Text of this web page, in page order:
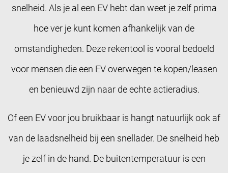
snelheid. Als je al een EV hebt dan weet je zelf prima
hoe ver je kunt komen afhankelijk van de
omstandigheden. Deze rekentool is vooral bedoeld
voor mensen die een EV overwegen te kopen/leasen
en benieuwd zijn naar de echte actieradius.
Of een EV voor jou bruikbaar is hangt natuurlijk ook af
van de laadsnelheid bij een snellader. De snelheid heb
je zelf in de hand. De buitentemperatuur is een